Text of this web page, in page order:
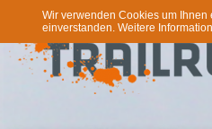
Wir verwenden Cookies um
einverstanden. Weitere